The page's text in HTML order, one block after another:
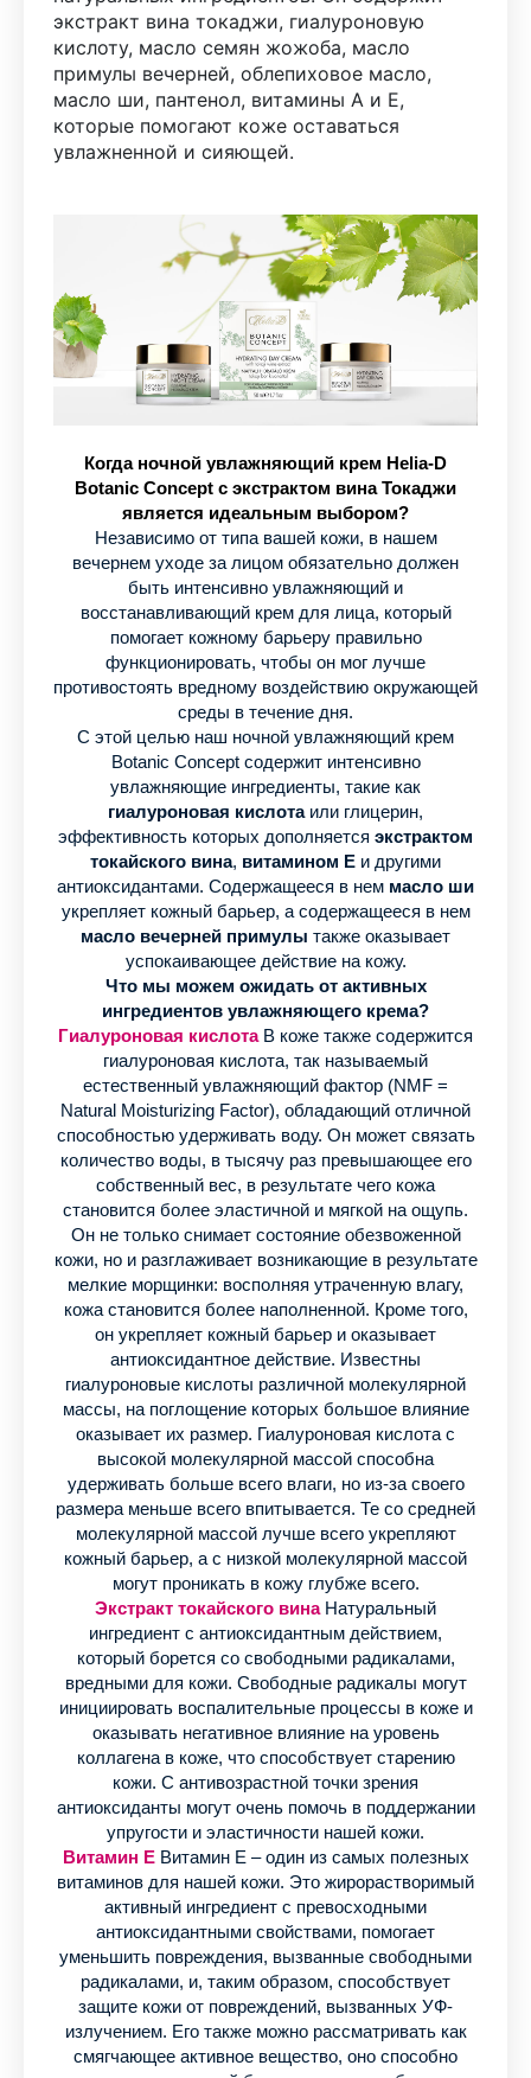
экстракт вина токаджи, гиалуроновую
кислоту, масло семян жожоба, масло
примулы вечерней, облепиховое масло,
масло ши, пантенол, витамины А и Е,
которые помогают коже оставаться
увлажненной и сияющей.
Когда ночной увлажняющий крем Helia-D
Botanic Concept с экстрактом вина Токаджи
является идеальным выбором?
Независимо от типа вашей кожи, в нашем
вечернем уходе за лицом обязательно должен
быть интенсивно увлажняющий и
восстанавливающий крем для лица, который
помогает кожному барьеру правильно
функционировать, чтобы он мог лучше
противостоять вредному воздействию окружающей
среды в течение дня.
С этой целью наш ночной увлажняющий крем
Botanic Concept содержит интенсивно
увлажняющие ингредиенты, такие как
гиалуроновая кислота или глицерин,
эффективность которых дополняется экстрактом
токайского вина, витамином Е и другими
антиоксидантами. Содержащееся в нем масло ши
укрепляет кожный барьер, а содержащееся в нем
масло вечерней примулы также оказывает
успокаивающее действие на кожу.
Что мы можем ожидать от активных
ингредиентов увлажняющего крема?
Гиалуроновая кислотаВ коже также содержится
гиалуроновая кислота, так называемый
естественный увлажняющий фактор (NMF =
Natural Moisturizing Factor), обладающий отличной
способностью удерживать воду. Он может связать
количество воды, в тысячу раз превышающее его
собственный вес, в результате чего кожа
становится более эластичной и мягкой на ощупь.
Он не только снимает состояние обезвоженной
кожи, но и разглаживает возникающие в результате
мелкие морщинки: восполняя утраченную влагу,
кожа становится более наполненной. Кроме того,
он укрепляет кожный барьер и оказывает
антиоксидантное действие. Известны
гиалуроновые кислоты различной молекулярной
массы, на поглощение которых большое влияние
оказывает их размер. Гиалуроновая кислота с
высокой молекулярной массой способна
удерживать больше всего влаги, но из-за своего
размера меньше всего впитывается. Те со средней
молекулярной массой лучше всего укрепляют
кожный барьер, а с низкой молекулярной массой
могут проникать в кожу глубже всего.
Экстракт токайского винаНатуральный
ингредиент с антиоксидантным действием,
который борется со свободными радикалами,
вредными для кожи. Свободные радикалы могут
инициировать воспалительные процессы в коже и
оказывать негативное влияние на уровень
коллагена в коже, что способствует старению
кожи. С антивозрастной точки зрения
антиоксиданты могут очень помочь в поддержании
упругости и эластичности нашей кожи.
Витамин Е Витамин Е – один из самых полезных
витаминов для нашей кожи. Это жирорастворимый
активный ингредиент с превосходными
антиоксидантными свойствами, помогает
уменьшить повреждения, вызванные свободными
радикалами, и, таким образом, способствует
защите кожи от повреждений, вызванных УФ-
излучением. Его также можно рассматривать как
смягчающее активное вещество, оно способно